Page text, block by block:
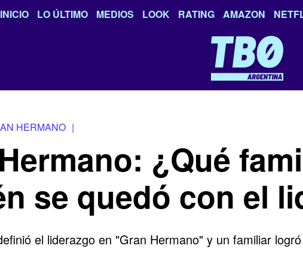
INICIO LO ÚLTIMO MEDIOS LOOK RATING AMAZON
HERMANO |
¿Qué
se quedó con el
el liderazgo en "Gran Hermano" y un familiar